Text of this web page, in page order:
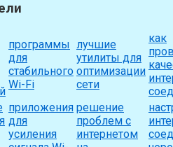
программы
для
стабильного
Wi-Fi
лучшие
утилиты для
оптимизации
сети
как
приложения
для
усиления
решение
проблем с
интернетом